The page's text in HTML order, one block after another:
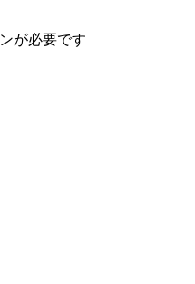
が必要です